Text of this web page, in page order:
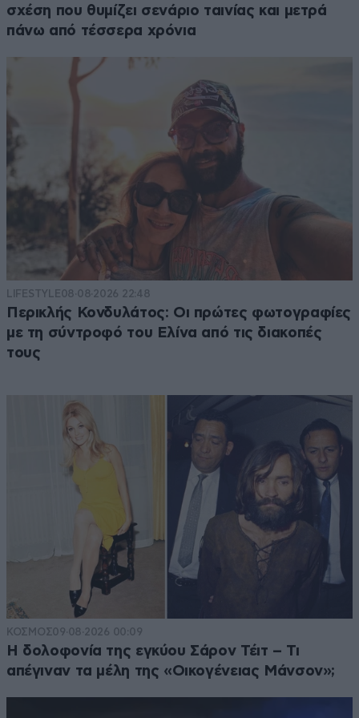
σχέση που θυμίζει σενάριο ταινίας και μετρά
πάνω από τέσσερα χρόνια
LIFESTYLE08·08·2026 22:48
Περικλής Κονδυλάτος: Οι πρώτες φωτογραφίες
με τη σύντροφό του Ελίνα από τις διακοπές
τους
ΚΟΣΜΟΣ09·08·2026 00:09
Η δολοφονία της εγκύου Σάρον Τέιτ – Τι
απέγιναν τα μέλη της «Οικογένειας Μάνσον»;